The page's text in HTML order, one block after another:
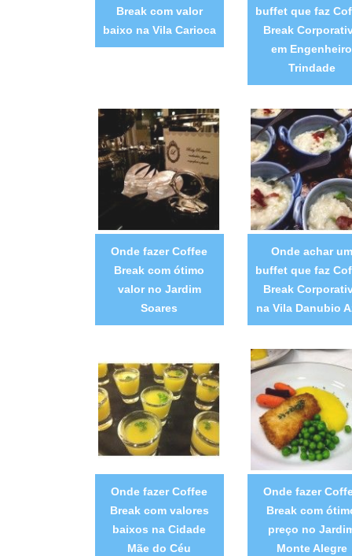
Break com valor
baixo na Vila Carioca
buffet que faz
Break
em Engenheiro
Trindade
Onde fazer Coffee
Break com ótimo
valor no Jardim
Soares
Onde achar um
buffet que faz
Break
na Vila Danubio
Onde fazer Coffee
Break com valores
baixos na Cidade
Mãe do Céu
Onde fazer
Break com
preço no
Monte Alegre